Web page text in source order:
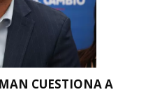
CUESTIONA A